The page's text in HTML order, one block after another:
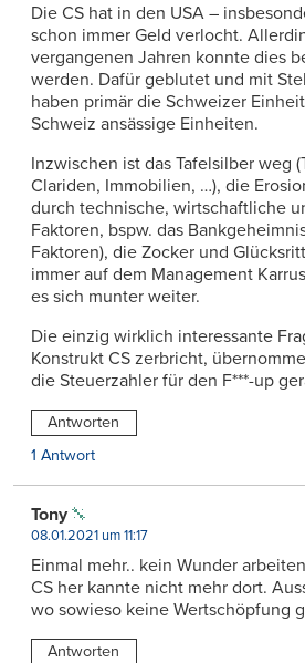
Die CS hat in den USA –
schon immer Geld verlocht.
vergangenen Jahren konnte dies
werden. Dafür geblutet und mit
haben primär die Schweizer
Schweiz ansässige Einheiten.
Inzwischen ist das Tafelsilber weg
Clariden, Immobilien, …), die
durch technische, wirtschaftliche
Faktoren, bspw. das
Faktoren), die Zocker und
immer auf dem Management
es sich munter weiter.
Die einzig wirklich interessante
Konstrukt CS zerbricht,
die Steuerzahler für den F***-up
Antworten
1 Antwort
Tony
08.01.2021 um 11:17
Einmal mehr.. kein Wunder
CS her kannte nicht mehr dort.
wo sowieso keine Wertschöpfung
Antworten